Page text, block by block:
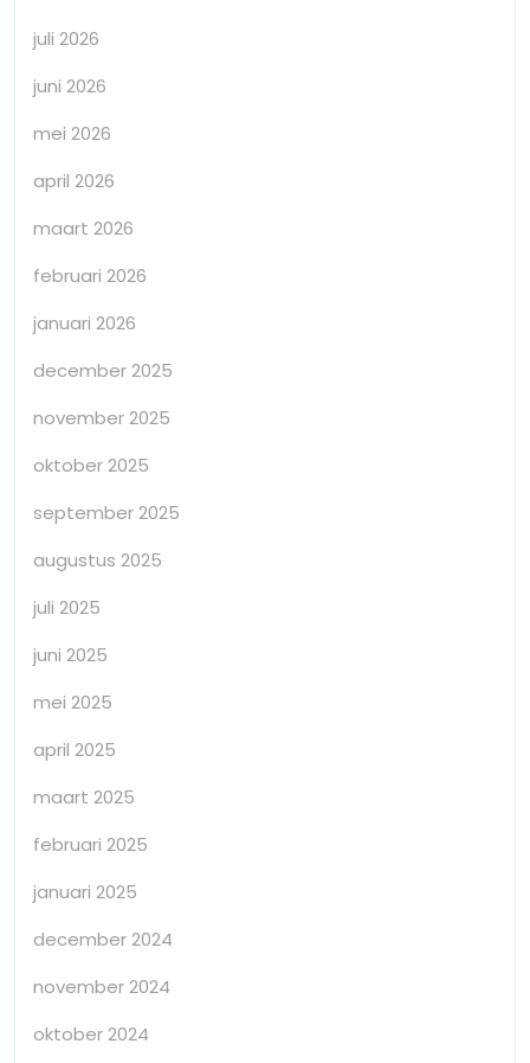
juli 2026
juni 2026
mei 2026
april 2026
maart 2026
februari 2026
januari 2026
december 2025
november 2025
oktober 2025
september 2025
augustus 2025
juli 2025
juni 2025
mei 2025
april 2025
maart 2025
februari 2025
januari 2025
december 2024
november 2024
oktober 2024